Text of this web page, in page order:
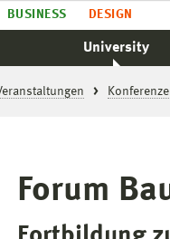
BUSINESS DESIGN
University
Forum